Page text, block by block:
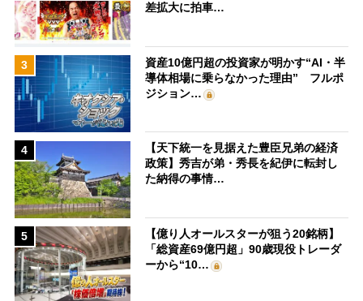
差拡大に拍車…
3
資産10億円超の投資家が明かす“AI・半
導体相場に乗らなかった理由” フルポ
ジション…
4
【天下統一を見据えた豊臣兄弟の経済
政策】秀吉が弟・秀長を紀伊に転封し
た納得の事情…
5
【億り人オールスターが狙う20銘柄】
「総資産69億円超」90歳現役トレーダ
ーから“10…